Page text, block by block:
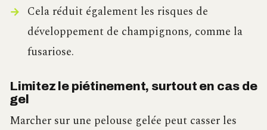
Cela réduit également les risques de
développement de champignons, comme la
fusariose.
Limitez le piétinement, surtout en cas de
gel
Marcher sur une pelouse gelée peut casser les